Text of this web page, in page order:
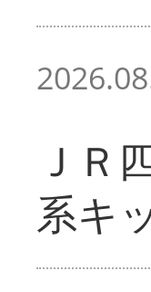
ＪＲ
系キ